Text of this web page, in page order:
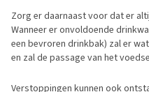
Zorg er daarnaast voor dat er
Wanneer er onvoldoende
een bevroren drinkbak) zal er
en zal de passage van het
Verstoppingen kunnen ook